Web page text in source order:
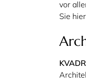
vor
Sie